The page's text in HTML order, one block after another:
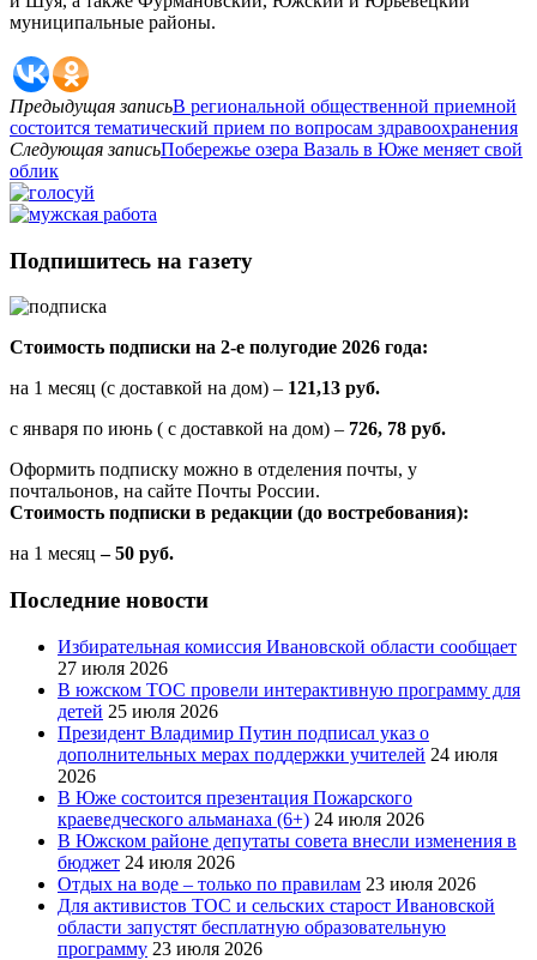
муниципальные районы.
Предыдущая записьВ региональной общественной приемной
состоится тематический прием по вопросам здравоохранения
Следующая записьПобережье озера Вазаль в Юже меняет свой
облик
Подпишитесь на газету
Стоимость подписки на 2-е полугодие 2026 года:
на 1 месяц (с доставкой на дом) – 121,13 руб.
с января по июнь ( с доставкой на дом) – 726, 78 руб.
Оформить подписку можно в отделения почты, у
почтальонов, на сайте Почты России.
Стоимость подписки в редакции (до востребования):
на 1 месяц – 50 руб.
Последние новости
Избирательная комиссия Ивановской области сообщает
27 июля 2026
В южском ТОС провели интерактивную программу для
детей 25 июля 2026
Президент Владимир Путин подписал указ о
дополнительных мерах поддержки учителей 24 июля
2026
В Юже состоится презентация Пожарского
краеведческого альманаха (6+) 24 июля 2026
В Южском районе депутаты совета внесли изменения в
бюджет 24 июля 2026
Отдых на воде – только по правилам 23 июля 2026
Для активистов ТОС и сельских старост Ивановской
области запустят бесплатную образовательную
программу 23 июля 2026